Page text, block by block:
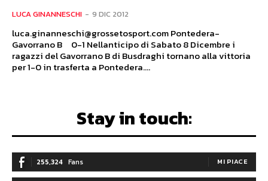
LUCA GINANNESCHI - 9 DIC 2012
luca.ginanneschi@grossetosport.com Pontedera-
Gavorrano B 0-1 Nellanticipo di Sabato 8 Dicembre i
ragazzi del Gavorrano B di Busdraghi tornano alla vittoria
per 1-0 in trasferta a Pontedera....
Stay in touch:
255,324 Fans MI PIACE